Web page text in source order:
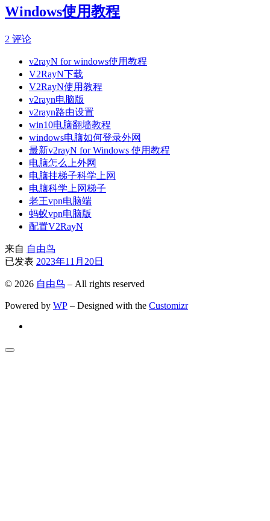
Windows使用教程
2 评论
v2rayN for windows使用教程
V2RayN下载
V2RayN使用教程
v2rayn电脑版
v2rayn路由设置
win10电脑翻墙教程
windows电脑如何登录外网
最新v2rayN for Windows 使用教程
电脑怎么上外网
电脑挂梯子科学上网
电脑科学上网梯子
老王vpn电脑端
蚂蚁vpn电脑版
配置V2RayN
来自 自由鸟
已发表 2023年11月20日
© 2026 自由鸟 – All rights reserved
Powered by WP – Designed with the Customizr